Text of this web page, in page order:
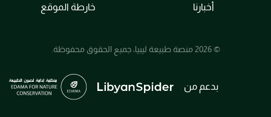
أخبارنا خارطة الموقع
© 2026 منصة طبيعة ليبيا، جميع الحقوق محفوظة.
بدعم من